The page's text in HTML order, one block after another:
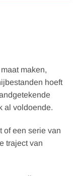
maken,
hoeft
al voldoende.
of een serie van
traject van